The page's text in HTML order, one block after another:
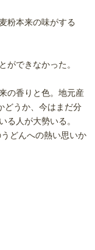
粉本来の味がする
ができなかった。
の香りと色。地元産
どうか、今はまだ分
る人が大勢いる。
どんへの熱い思いか